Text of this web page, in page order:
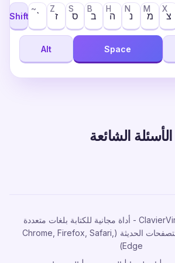
Shift `
~
ז
Z
ס
S
ב
B
ה
H
נ
N
מ
M
צ
X
Alt Space
الأسئلة الشائعة
متوافق مع جميع المتصفحات الحديثة (Chrome, Firefox, Safari,
Edge)